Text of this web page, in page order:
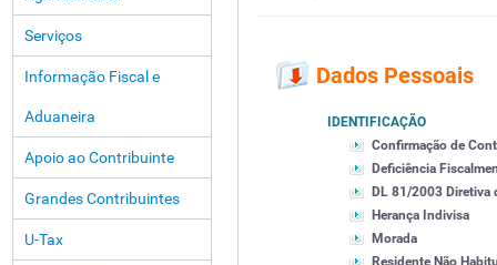
Serviços
Informação Fiscal e
Aduaneira
Apoio ao Contribuinte
Grandes Contribuintes
U-Tax
Dados Pessoais
IDENTIFICAÇÃO
Confirmação de
Deficiência
DL 81/2003 Diretiva
Herança Indivisa
Morada